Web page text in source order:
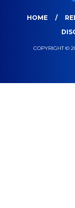
HOME
COPYRIGHT ©